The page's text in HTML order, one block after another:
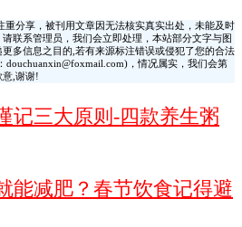
重分享，被刊用文章因无法核实真实出处，未能及时
联系管理员，我们会立即处理，本站部分文字与图
多信息之目的,若有来源标注错误或侵犯了您的合法
，情况属实，我们会第
意,谢谢!
记三大原则-四款养生粥
能减肥？春节饮食记得避